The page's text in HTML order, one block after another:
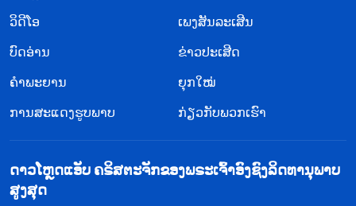
ວິ​ດີ​ໂອ
ເພງສັນລະເສີນ
ບົດອ່ານ
ຂ່າວປະເສີດ
ຄຳພະຍານ
ຍຸກໃໝ່
ການສະແດງຮູບພາບ
ກ່ຽວກັບພວກເຮົາ
ດາວໂຫຼດແອັບ ຄຣິສຕະຈັກຂອງພຣະເຈົ້າອົງຊົງລິດທານຸພາບ
ສູງສຸດ